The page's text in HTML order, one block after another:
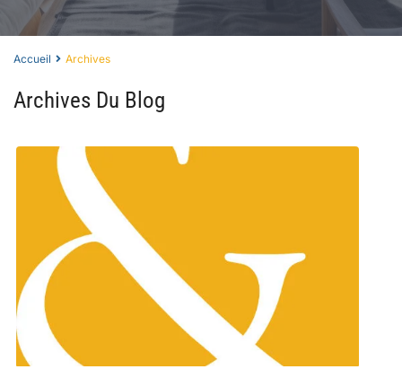
Accueil Archives
Archives Du Blog